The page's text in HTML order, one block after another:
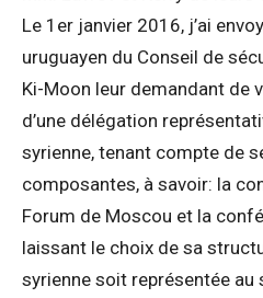
Le 1er janvier 2016, j’ai
uruguayen du Conseil de
Ki-Moon leur demandant de
d’une délégation
syrienne, tenant compte de
composantes, à savoir: la
Forum de Moscou et la
laissant le choix de sa
syrienne soit représentée au